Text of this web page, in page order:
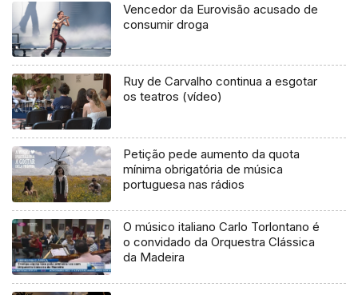
Vencedor da Eurovisão acusado de
consumir droga
Ruy de Carvalho continua a esgotar
os teatros (vídeo)
Petição pede aumento da quota
mínima obrigatória de música
portuguesa nas rádios
O músico italiano Carlo Torlontano é
o convidado da Orquestra Clássica
da Madeira